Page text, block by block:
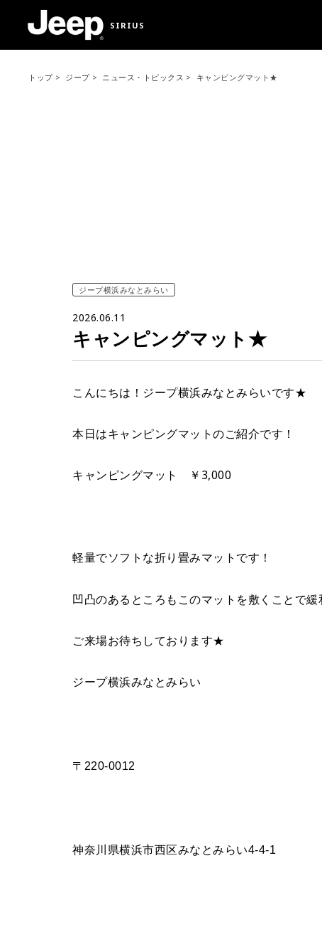
SIRIUS
トップ ジープ ニュース・トピックス キャンピングマット★
ジープ横浜みなとみらい
2026.06.11
キャンピングマット★
こんにちは！ジープ横浜みなとみらいです★
本日はキャンピングマットのご紹介です！
キャンピングマット ￥3,000
軽量でソフトな折り畳みマットです！
凹凸のあるところもこのマットを敷くことで
ご来場お待ちしております★
ジープ横浜みなとみらい
〒220-0012
神奈川県横浜市西区みなとみらい4-4-1